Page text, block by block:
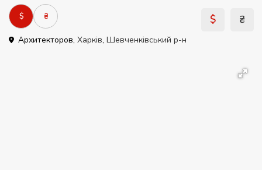
$ ₴
Архитекторов, Харків, Шевченківський р-н
$ ₴